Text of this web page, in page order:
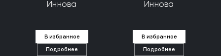
Иннова
В избранное
Подробнее
Иннова
В избранное
Подробнее